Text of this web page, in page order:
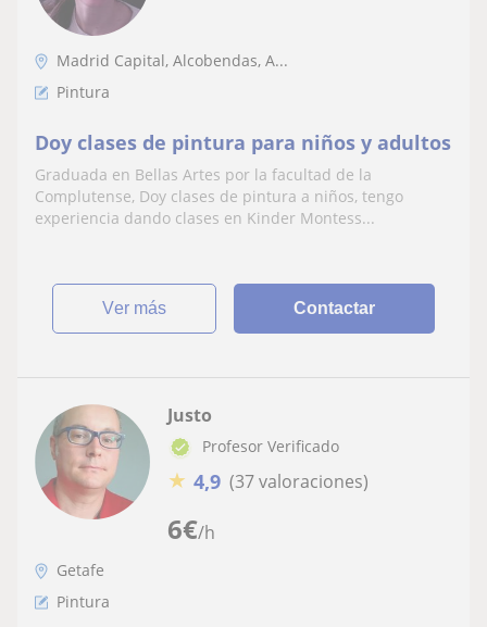
Madrid Capital, Alcobendas, A...
Pintura
Doy clases de pintura para niños y adultos
Graduada en Bellas Artes por la facultad de la
Complutense, Doy clases de pintura a niños, tengo
experiencia dando clases en Kinder Montess...
ver más Contactar
6€/h
Justo
Profesor Verificado
★ 4,9 (37 valoraciones)
Getafe
Pintura